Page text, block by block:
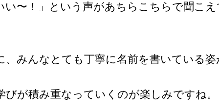
〜！」という声があちらこちらで聞こえ
みんなとても丁寧に名前を書いている姿
が積み重なっていくのが楽しみですね。